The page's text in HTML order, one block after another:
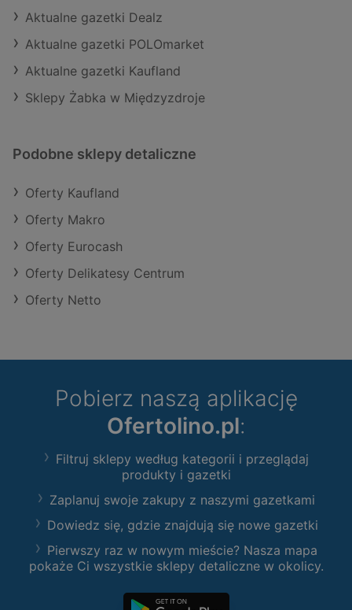
Aktualne gazetki Dealz
Aktualne gazetki POLOmarket
Aktualne gazetki Kaufland
Sklepy Żabka w Międzyzdroje
Podobne sklepy detaliczne
Oferty Kaufland
Oferty Makro
Oferty Eurocash
Oferty Delikatesy Centrum
Oferty Netto
Pobierz naszą aplikację
Ofertolino.pl:
Filtruj sklepy według kategorii i przeglądaj
produkty i gazetki
Zaplanuj swoje zakupy z naszymi gazetkami
Dowiedz się, gdzie znajdują się nowe gazetki
Pierwszy raz w nowym mieście? Nasza mapa
pokaże Ci wszystkie sklepy detaliczne w okolicy.